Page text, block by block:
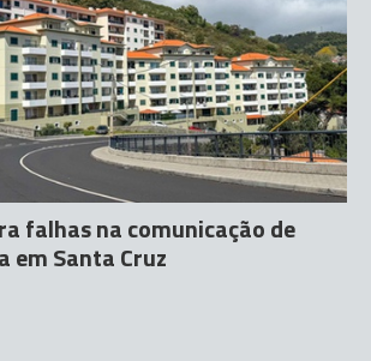
falhas na comunicação de
em Santa Cruz